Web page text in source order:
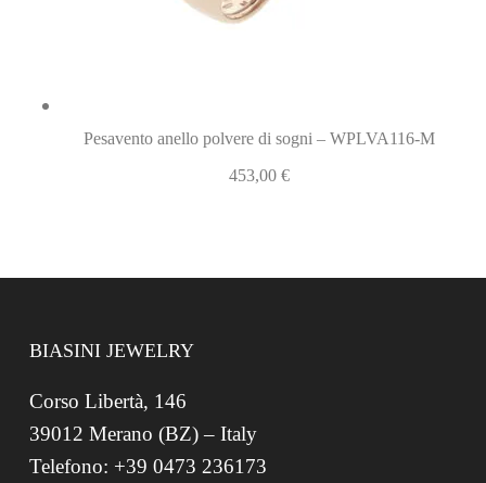
Pesavento anello polvere di sogni – WPLVA116-M
453,00 €
BIASINI JEWELRY
Corso Libertà, 146
39012 Merano (BZ) – Italy
Telefono: +39 0473 236173